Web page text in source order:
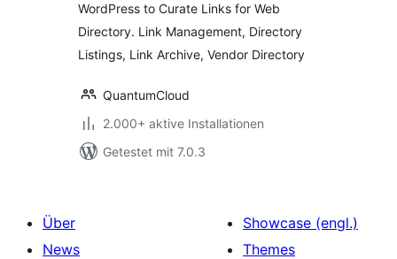
WordPress to Curate Links for Web
Directory. Link Management, Directory
Listings, Link Archive, Vendor Directory
QuantumCloud
2.000+ aktive Installationen
Getestet mit 7.0.3
Über
News
Showcase (engl.)
Themes